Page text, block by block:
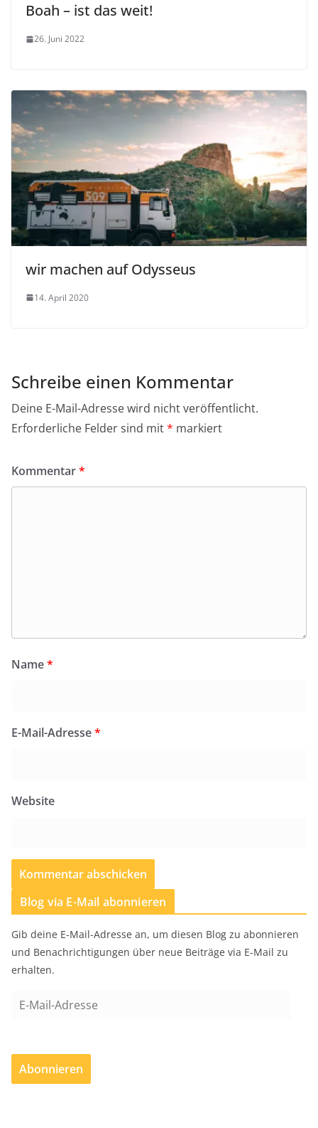
Boah – ist das weit!
26. Juni 2022
wir machen auf Odysseus
14. April 2020
Schreibe einen Kommentar
Deine E-Mail-Adresse wird nicht veröffentlicht.
Erforderliche Felder sind mit* markiert
Kommentar*
Name*
E-Mail-Adresse*
Website
Blog via E-Mail abonnieren
Gib deine E-Mail-Adresse an, um diesen Blog zu abonnieren
und Benachrichtigungen über neue Beiträge via E-Mail zu
erhalten.
a
l
Abonnieren